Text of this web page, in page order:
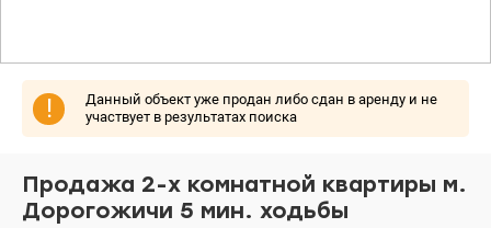
!
Данный объект уже продан либо сдан в аренду и не
участвует в результатах поиска
Продажа 2-х комнатной квартиры м.
Дорогожичи 5 мин. ходьбы